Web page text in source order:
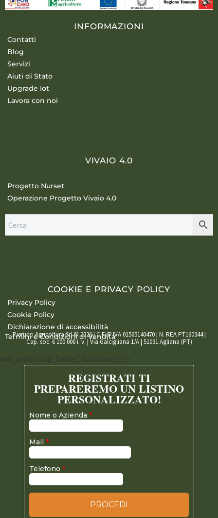
INFORMAZIONI
Contatti
Blog
Servizi
Aiuti di Stato
Upgrade Iot
Lavora con noi
VIVAIO 4.0
Progetto Nurset
Operazione Progetto Vivaio 4.0
COOKIE E PRIVACY POLICY
Privacy Policy
Cookie Policy
Dichiarazione di accessibilità
Termini e Condizioni di Vendita
Pierucci Agricoltura Srl © 2026 | C.F./P.IVA 01565140470 | N. REA PT160344 |
Cap. soc. € 100.000 i. v. | Via Galcigliana 1/A | 51031 Agliana (PT)
add_action('wp_footer', function () { ?>